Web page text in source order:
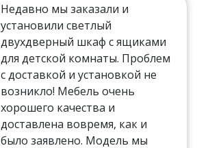
Недавно мы заказали и
установили светлый
двухдверный шкаф с ящиками
для детской комнаты. Проблем
с доставкой и установкой не
возникло! Мебель очень
хорошего качества и
доставлена вовремя, как и
было заявлено. Модель мы